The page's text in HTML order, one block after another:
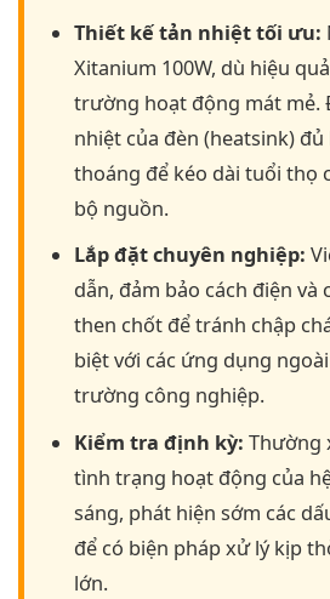
Thiết kế tản nhiệt tối ưu:
Xitanium 100W, dù hiệu
trường hoạt động mát mẻ.
nhiệt của đèn (heatsink)
thoáng để kéo dài tuổi thọ
bộ nguồn.
Lắp đặt chuyên nghiệp:
dẫn, đảm bảo cách điện và
then chốt để tránh chập
biệt với các ứng dụng
trường công nghiệp.
Kiểm tra định kỳ: Thường
tình trạng hoạt động của
sáng, phát hiện sớm các
để có biện pháp xử lý kịp
lớn.